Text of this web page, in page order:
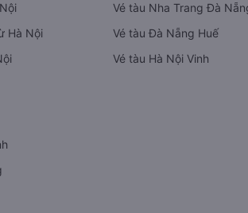
Hà Nội
Vé tàu Nha Trang Đà
Vé tàu Đà Nẵng Huế
Vé tàu Hà Nội Vinh